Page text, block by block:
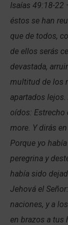
Isaías 49:18-22
éstos se han
que de todos,
de ellos serás
devastada,
multitud de los
apartados
oídos: Estrecho
more. Y dirás
Porque yo
peregrina y
había sido
Jehová el
naciones, y a
en brazos a tus